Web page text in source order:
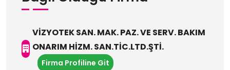
VİZYOTEK SAN. MAK. PAZ. VE SERV. BAKIM
ONARIM HİZM. SAN.TİC.LTD.ŞTİ.
Firma Profiline Git